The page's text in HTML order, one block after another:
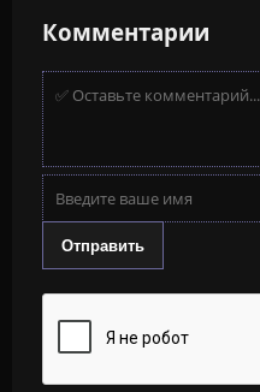
Комментарии